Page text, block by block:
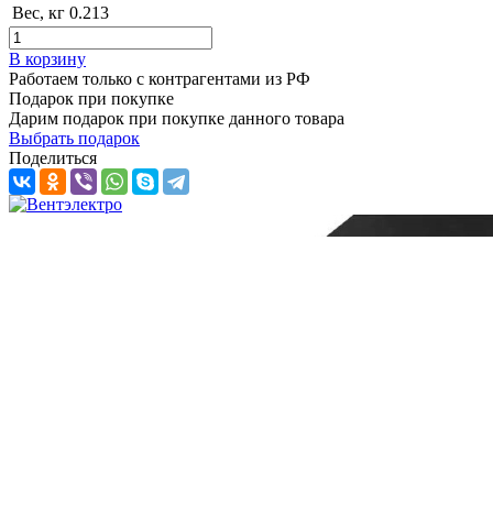
Вес, кг 0.213
В корзину
Работаем только с контрагентами из РФ
Подарок при покупке
Дарим подарок при покупке данного товара
Выбрать подарок
Поделиться